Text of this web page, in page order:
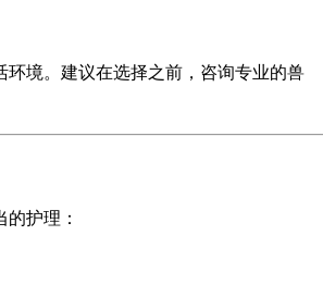
境。建议在选择之前，咨询专业的兽
护理：